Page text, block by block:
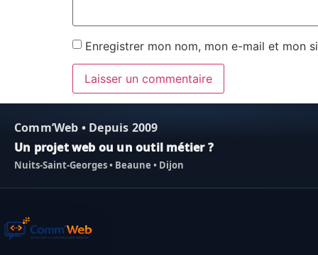
Enregistrer mon nom, mon e-mail et mon
Comm’Web • Depuis 2009
Un projet web ou un outil métier ?
Nuits-Saint-Georges • Beaune • Dijon